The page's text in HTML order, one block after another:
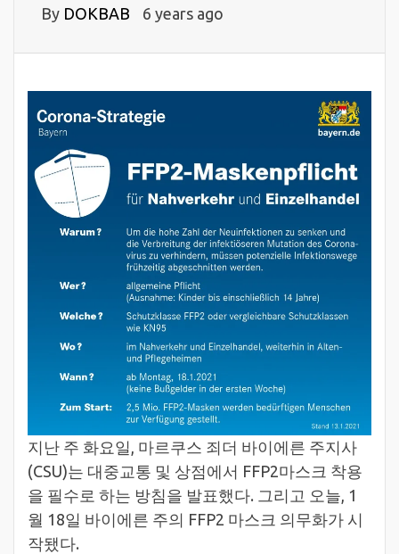
By DOKBAB 6 years ago
지난 주 화요일, 마르쿠스 죄더 바이에른 주지사
(CSU)는 대중교통 및 상점에서 FFP2마스크 착용
을 필수로 하는 방침을 발표했다. 그리고 오늘, 1
월 18일 바이에른 주의 FFP2 마스크 의무화가 시
작됐다.